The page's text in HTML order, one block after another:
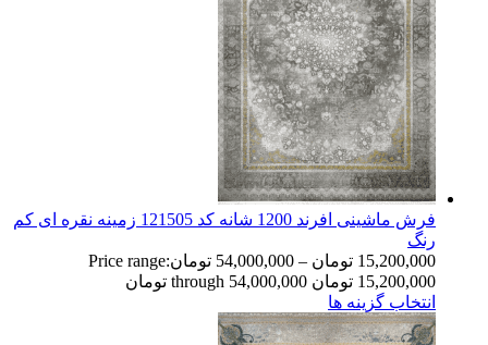
فرش ماشینی افرند 1200 شانه کد 121505 زمینه نقره ای کم
رنگ
15,200,000 تومان –
54,000,000 تومانPrice range:
15,200,000 تومان through 54,000,000 تومان
انتخاب گزینه ها